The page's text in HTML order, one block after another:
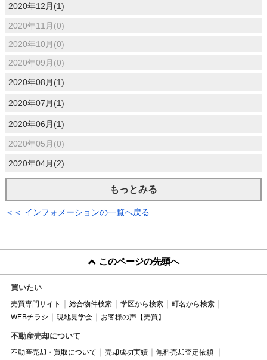
2020年12月(1)
2020年11月(0)
2020年10月(0)
2020年09月(0)
2020年08月(1)
2020年07月(1)
2020年06月(1)
2020年05月(0)
2020年04月(2)
もっとみる
＜＜ インフォメーションの一覧へ戻る
このページの先頭へ
買いたい
売買専門サイト 総合物件検索 学区から検索
町名から検索
WEBチラシ
現地見学会 お客様の声【売買】
不動産売却について
不動産売却・買取について 売却成功実績
無料売却査定依頼